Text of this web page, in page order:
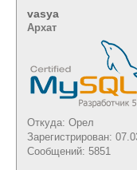
vasya
Архат
Откуда: Орел
Зарегистрирован:
Сообщений: 5851